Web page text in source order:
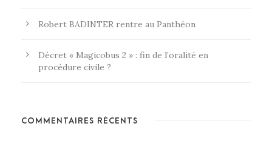
Robert BADINTER rentre au Panthéon
Décret « Magicobus 2 » : fin de l’oralité en
procédure civile ?
COMMENTAIRES RÉCENTS